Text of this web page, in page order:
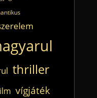
thriller
vígjáték